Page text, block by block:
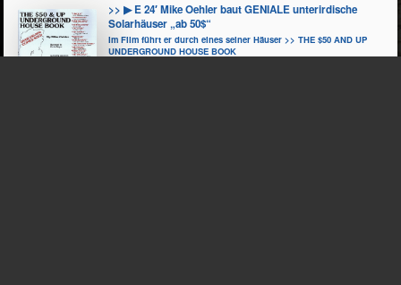
>> ▶ E 24′ Mike Oehler baut GENIALE unterirdische
Solarhäuser „ab 50$“
Im Film führt er durch eines seiner Häuser >> THE $50 AND UP
UNDERGROUND HOUSE BOOK